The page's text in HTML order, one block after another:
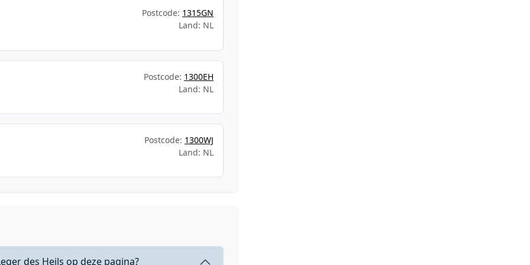
Postcode: 1315GN
Land: NL
Postcode: 1300EH
Land: NL
Postcode: 1300WJ
Land: NL
des Heils op deze pagina?